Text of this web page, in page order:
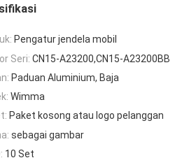
Pengatur jendela mobil
Seri: CN15-A23200,CN15-A23200BB
Paduan Aluminium, Baja
Wimma
Paket kosong atau logo pelanggan
sebagai gambar
10 Set